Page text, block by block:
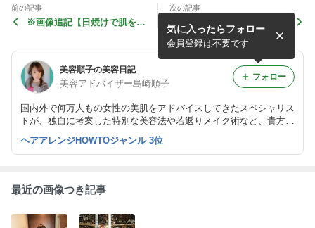
前の記事
※画像追記【日焼けで肌をま
次の記事
【極上美容部番外編】大阪美
Up塾に起きたこと
美容順子の美容日記
美容アドバイザー島崎順子
国内外で何万人もの女性の美肌をアドバイスしてきたスペシャリス
トが、独自に考案した特別な美容法や若返りメイク術など、貴方に
きっと役に立つ情報をお伝えしていきます。現在美容雑誌や美容書
籍でも情報発信中
気に入ったらフォロー
会員登録は不要です
フォロー
ヘアアレンジHOWTOジャンル 3位
最近の画像つき記事